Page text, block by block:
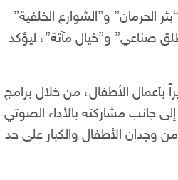
الحرمان” و”الشوارع الخلفية”
صناعي” و”خيال مآتة”، ليؤكد
بأعمال الأطفال، من خلال برامج
جانب مشاركته بالأداء الصوتي
من وجدان الأطفال والكبار على حد